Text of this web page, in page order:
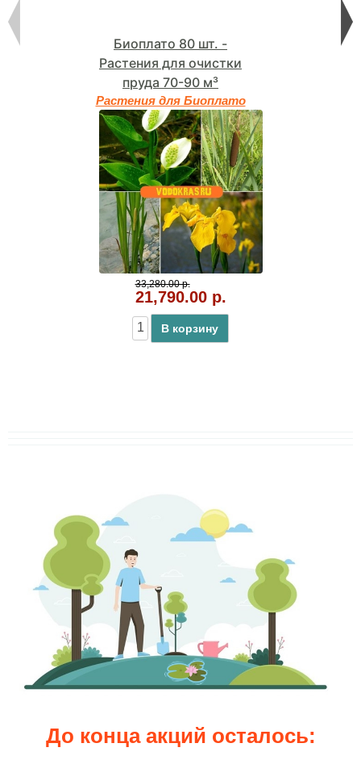
Биоплато 80 шт. -
Растения для очистки
пруда 70-90 м³
Растения для Биоплато
33,280.00 р.
21,790.00 р.
В корзину
До конца акций осталось: